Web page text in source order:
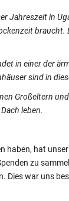
Jahreszeit in
in einer der
sind in
Großeltern
leben.
haben, hat
zu
Dies war uns